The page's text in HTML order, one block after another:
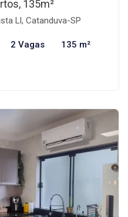
135m²
Ll, Catanduva-SP
2 Vagas 135 m²